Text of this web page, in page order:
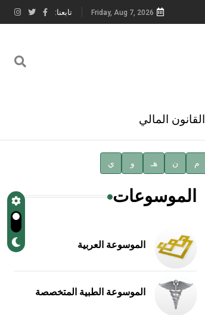
Friday, Aug 7, 2026 تابعنا:
القانون المالي
م ن هـ و ي
الموسوعات
الموسوعة العربية
الموسوعة الطبية المتخصصة